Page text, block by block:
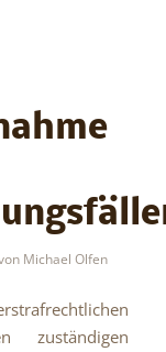
Michael Olfen
zuständigen